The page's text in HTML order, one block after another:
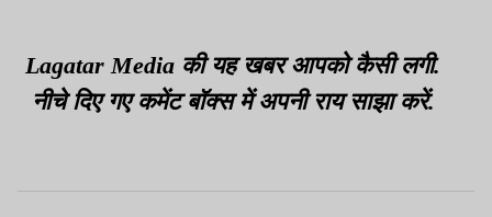
Lagatar Media की यह खबर आपको कैसी लगी.
नीचे दिए गए कमेंट बॉक्स में अपनी राय साझा करें.